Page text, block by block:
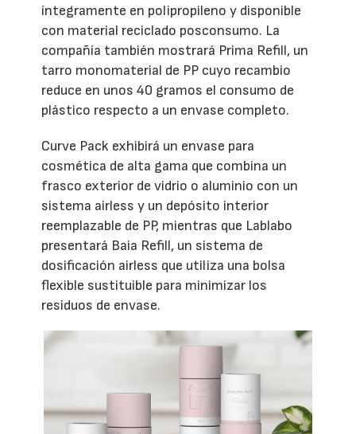
íntegramente en polipropileno y disponible
con material reciclado posconsumo. La
compañía también mostrará Prima Refill, un
tarro monomaterial de PP cuyo recambio
reduce en unos 40 gramos el consumo de
plástico respecto a un envase completo.
Curve Pack exhibirá un envase para
cosmética de alta gama que combina un
frasco exterior de vidrio o aluminio con un
sistema airless y un depósito interior
reemplazable de PP, mientras que Lablabo
presentará Baia Refill, un sistema de
dosificación airless que utiliza una bolsa
flexible sustituible para minimizar los
residuos de envase.